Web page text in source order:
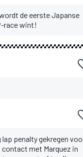
de eerste Japanse
race wint!
penalty gekregen
contact met Marquez in